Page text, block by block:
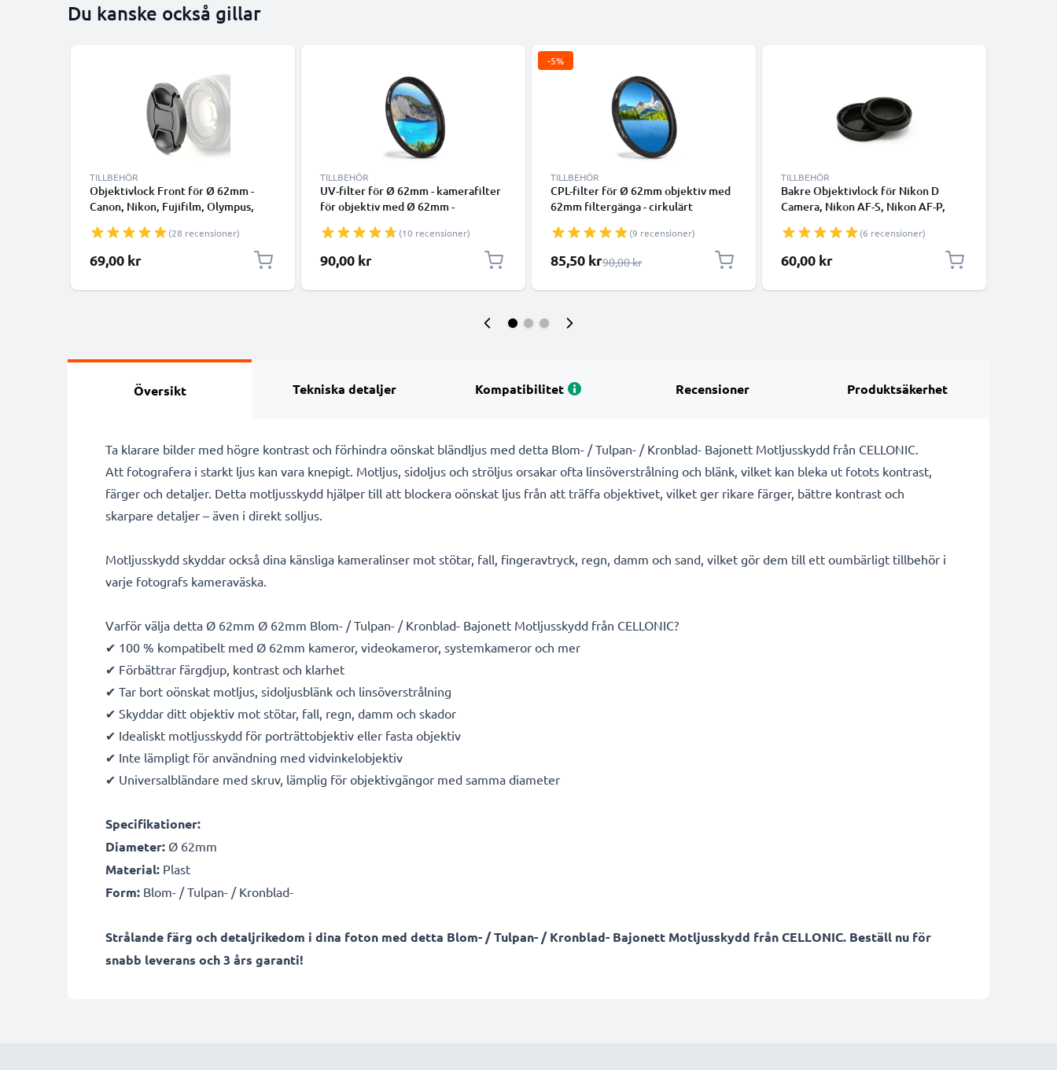
Du kanske också gillar
TILLBEHÖR
Objektivlock Front för Ø 62mm -
Canon, Nikon, Fujifilm, Olympus,
Central nypa Linsskydd Skyddskåpa,
Keps, Cover
(28 recensioner)
69,00 kr
TILLBEHÖR
UV-filter för Ø 62mm - kamerafilter
för objektiv med Ø 62mm -
klarfilter för kameraobjektiv
(10 recensioner)
90,00 kr
-5%
TILLBEHÖR
CPL-filter för Ø 62mm objektiv med
62mm filtergänga - cirkulärt
polarisationsfilter / polfilter /
objektivfilter
(9 recensioner)
Specialpris
85,50 krOrdinarie pris
90,00 kr
TILLBEHÖR
Bakre Objektivlock för Nikon D
Camera, Nikon AF-S, Nikon AF-P,
Keps, Cover Nikon F Mount (AF-S,
AF-P, AI)
(6 recensioner)
60,00 kr
Översikt Tekniska detaljer Kompatibilitet Recensioner Produktsäkerhet
Ta klarare bilder med högre kontrast och förhindra oönskat bländljus med detta Blom- / Tulpan- / Kronblad- Bajonett Motljusskydd från CELLONIC.
Att fotografera i starkt ljus kan vara knepigt. Motljus, sidoljus och ströljus orsakar ofta linsöverstrålning och blänk, vilket kan bleka ut fotots kontrast,
färger och detaljer. Detta motljusskydd hjälper till att blockera oönskat ljus från att träffa objektivet, vilket ger rikare färger, bättre kontrast och
skarpare detaljer – även i direkt solljus.
Motljusskydd skyddar också dina känsliga kameralinser mot stötar, fall, fingeravtryck, regn, damm och sand, vilket gör dem till ett oumbärligt tillbehör i
varje fotografs kameraväska.
Varför välja detta Ø 62mm Ø 62mm Blom- / Tulpan- / Kronblad- Bajonett Motljusskydd från CELLONIC?
✔ 100 % kompatibelt med Ø 62mm kameror, videokameror, systemkameror och mer
✔ Förbättrar färgdjup, kontrast och klarhet
✔ Tar bort oönskat motljus, sidoljusblänk och linsöverstrålning
✔ Skyddar ditt objektiv mot stötar, fall, regn, damm och skador
✔ Idealiskt motljusskydd för porträttobjektiv eller fasta objektiv
✔ Inte lämpligt för användning med vidvinkelobjektiv
✔ Universalbländare med skruv, lämplig för objektivgängor med samma diameter
Specifikationer:
Diameter: Ø 62mm
Material: Plast
Form: Blom- / Tulpan- / Kronblad-
Strålande färg och detaljrikedom i dina foton med detta Blom- / Tulpan- / Kronblad- Bajonett Motljusskydd från CELLONIC. Beställ nu för
snabb leverans och 3 års garanti!